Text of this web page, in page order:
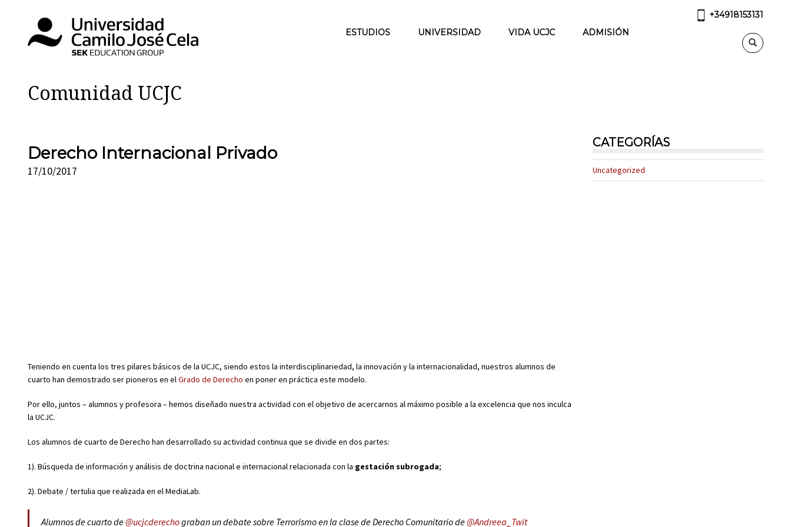
ESTUDIOS UNIVERSIDAD VIDA UCJC ADMISIÓN
+34918153131
Comunidad UCJC
Derecho Internacional Privado
17/10/2017
Teniendo en cuenta los tres pilares básicos de la UCJC, siendo estos la interdisciplinariedad, la innovación y la internacionalidad, nuestros alumnos de
cuarto han demostrado ser pioneros en el Grado de Derecho en poner en práctica este modelo.
Por ello, juntos – alumnos y profesora – hemos diseñado nuestra actividad con el objetivo de acercarnos al máximo posible a la excelencia que nos inculca
la UCJC.
Los alumnos de cuarto de Derecho han desarrollado su actividad continua que se divide en dos partes:
1). Búsqueda de información y análisis de doctrina nacional e internacional relacionada con la gestación subrogada;
2). Debate / tertulia que realizada en el MediaLab.
Alumnos de cuarto de@ucjcderechograban un debate sobre Terrorismo en la clase de Derecho Comunitario de@Andreea_Twit
CATEGORÍAS
Uncategorized